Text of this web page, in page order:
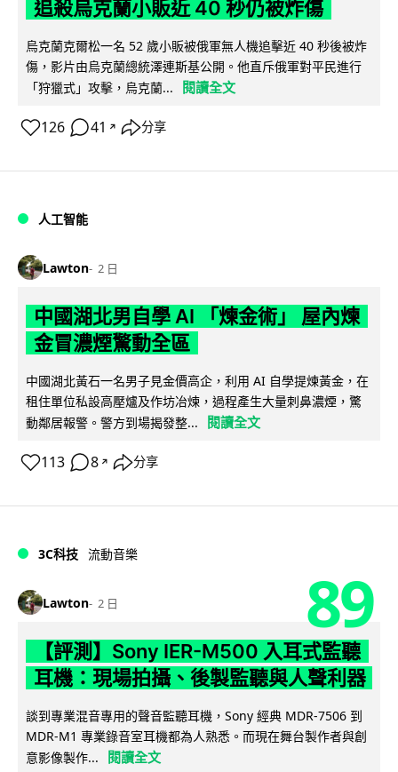
追殺烏克蘭小販近 40 秒仍被炸傷
烏克蘭克爾松一名 52 歲小販被俄軍無人機追擊近 40 秒後被炸
傷，影片由烏克蘭總統澤連斯基公開。他直斥俄軍對平民進行
「狩獵式」攻擊，烏克蘭...
閱讀全文
126 41 ↗ 分享
人工智能
Lawton 2 日
中國湖北男自學 AI 「煉金術」 屋內煉
金冒濃煙驚動全區
中國湖北黃石一名男子見金價高企，利用 AI 自學提煉黃金，在
租住單位私設高壓爐及作坊冶煉，過程產生大量刺鼻濃煙，驚
動鄰居報警。警方到場揭發整...
閱讀全文
113 8 ↗ 分享
3C科技 流動音樂
Lawton 2 日 89
【評測】Sony IER-M500 入耳式監聽
耳機：現場拍攝、後製監聽與人聲利器
談到專業混音專用的聲音監聽耳機，Sony 經典 MDR-7506 到
MDR-M1 專業錄音室耳機都為人熟悉。而現在舞台製作者與創
意影像製作...
閱讀全文